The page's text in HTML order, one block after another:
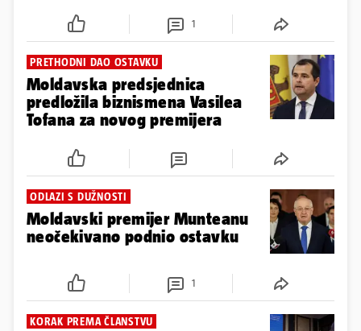
1
PRETHODNI DAO OSTAVKU
Moldavska predsjednica
predložila biznismena Vasilea
Tofana za novog premijera
ODLAZI S DUŽNOSTI
Moldavski premijer Munteanu
neočekivano podnio ostavku
1
KORAK PREMA ČLANSTVU